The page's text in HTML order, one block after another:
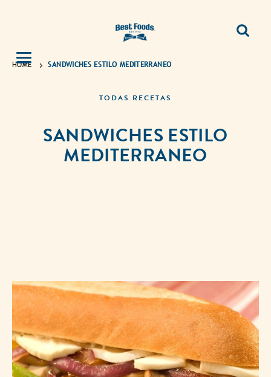
HOME SANDWICHES ESTILO MEDITERRANEO
TODAS RECETAS
SANDWICHES ESTILO
MEDITERRANEO